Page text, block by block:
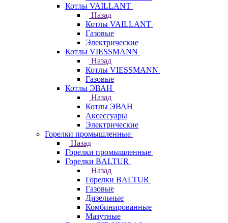
Котлы VAILLANT
Назад
Котлы VAILLANT
Газовые
Электрические
Котлы VIESSMANN
Назад
Котлы VIESSMANN
Газовые
Котлы ЭВАН
Назад
Котлы ЭВАН
Аксессуары
Электрические
Горелки промышленные
Назад
Горелки промышленные
Горелки BALTUR
Назад
Горелки BALTUR
Газовые
Дизельные
Комбинированные
Мазутные